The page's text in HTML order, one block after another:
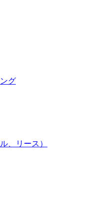
グ
、リース）